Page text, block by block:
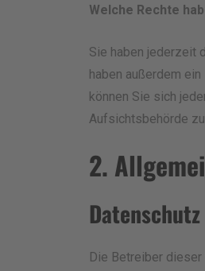
Welche Rechte
Sie haben jederzeit
haben außerdem
können Sie sich
Aufsichtsbehörde
2.
Datenschutz
Die Betreiber dieser